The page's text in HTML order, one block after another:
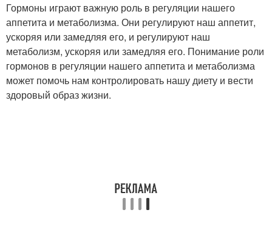
Гормоны играют важную роль в регуляции нашего
аппетита и метаболизма. Они регулируют наш аппетит,
ускоряя или замедляя его, и регулируют наш
метаболизм, ускоряя или замедляя его. Понимание роли
гормонов в регуляции нашего аппетита и метаболизма
может помочь нам контролировать нашу диету и вести
здоровый образ жизни.